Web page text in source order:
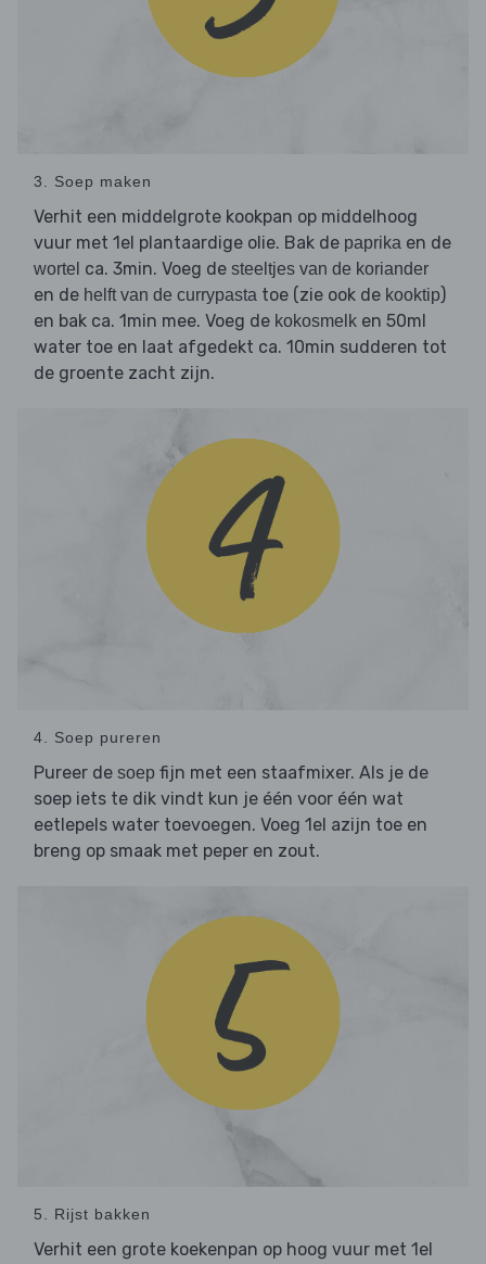
3. Soep maken
Verhit een middelgrote kookpan op middelhoog
vuur met 1el plantaardige olie. Bak de paprika en de
wortel ca. 3min. Voeg de steeltjes van de koriander
en de helft van de currypasta toe (zie ook de kooktip)
en bak ca. 1min mee. Voeg de kokosmelk en 50ml
water toe en laat afgedekt ca. 10min sudderen tot
de groente zacht zijn.
4. Soep pureren
Pureer de soep fijn met een staafmixer. Als je de
soep iets te dik vindt kun je één voor één wat
eetlepels water toevoegen. Voeg 1el azijn toe en
breng op smaak met peper en zout.
5. Rijst bakken
Verhit een grote koekenpan op hoog vuur met 1el